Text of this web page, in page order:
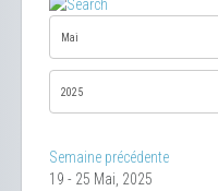
Semaine précédente
19 - 25 Mai, 2025